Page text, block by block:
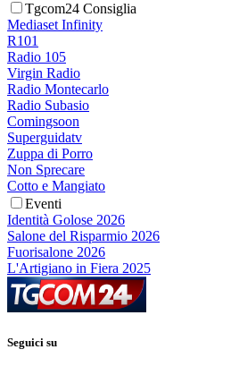
Tgcom24 Consiglia
Mediaset Infinity
R101
Radio 105
Virgin Radio
Radio Montecarlo
Radio Subasio
Comingsoon
Superguidatv
Zuppa di Porro
Non Sprecare
Cotto e Mangiato
Eventi
Identità Golose 2026
Salone del Risparmio 2026
Fuorisalone 2026
L'Artigiano in Fiera 2025
Seguici su